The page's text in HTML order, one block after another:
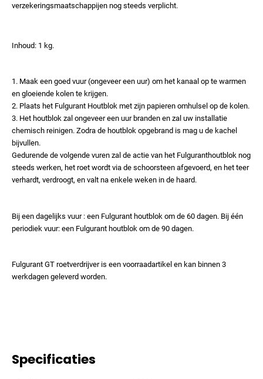
verzekeringsmaatschappijen nog steeds verplicht.
Inhoud: 1 kg.
1. Maak een goed vuur (ongeveer een uur) om het kanaal op te warmen
en gloeiende kolen te krijgen.
2. Plaats het Fulgurant Houtblok met zijn papieren omhulsel op de kolen.
3. Het houtblok zal ongeveer een uur branden en zal uw installatie
chemisch reinigen. Zodra de houtblok opgebrand is mag u de kachel
bijvullen.
Gedurende de volgende vuren zal de actie van het Fulguranthoutblok nog
steeds werken, het roet wordt via de schoorsteen afgevoerd, en het teer
verhardt, verdroogt, en valt na enkele weken in de haard.
Bij een dagelijks vuur : een Fulgurant houtblok om de 60 dagen. Bij één
periodiek vuur: een Fulgurant houtblok om de 90 dagen.
Fulgurant GT roetverdrijver is een voorraadartikel en kan binnen 3
werkdagen geleverd worden.
Specificaties